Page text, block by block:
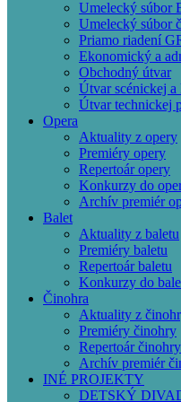
Umelecký súbor
Umelecký súbor
Priamo riadení
Ekonomický a
Obchodný útvar
Útvar scénickej
Útvar technickej
Opera
Aktuality z opery
Premiéry opery
Repertoár opery
Konkurzy do
Archív premiér
Balet
Aktuality z baletu
Premiéry baletu
Repertoár baletu
Konkurzy do
Činohra
Aktuality z
Premiéry činohry
Repertoár činohry
Archív premiér
INÉ PROJEKTY
DETSKÝ